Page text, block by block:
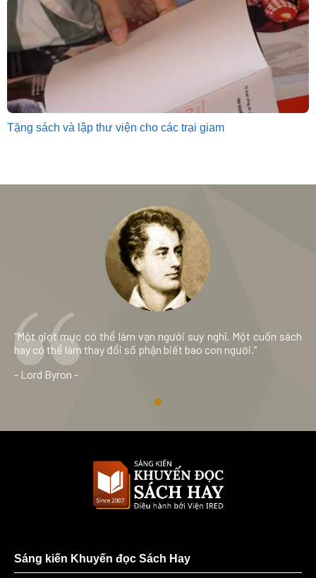
Tặng sách và lập thư viện cho các trại giam
“Một giọt mực có thể làm vạn người suy nghĩ. Một cuốn sách
hay có thể làm thay đổi số phận biết bao con người.”
- Lord Byron -
Sáng kiến Khuyến đọc Sách Hay